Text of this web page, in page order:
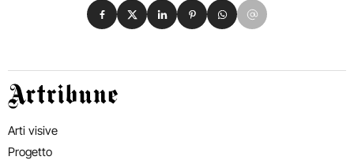
Condividi su Facebook
Condividi su X
Condividi su LinkedIn
Condividi su Pinterest
Condividi su WhatsApp
Condividi su Email
Artribune
Arti visive
Progetto